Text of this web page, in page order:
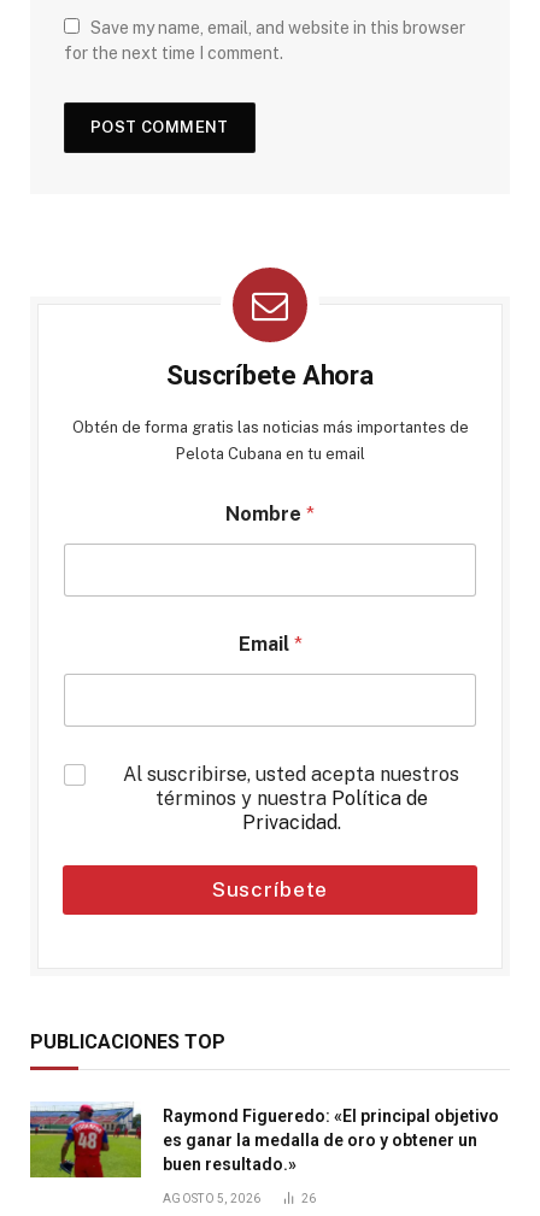
Save my name, email, and website in this browser
for the next time I comment.
Suscríbete Ahora
Obtén de forma gratis las noticias más importantes de
Pelota Cubana en tu email
Nombre *
Email *
*
Al suscribirse, usted acepta nuestros
términos y nuestra Política de
Privacidad.
Suscríbete
PUBLICACIONES TOP
Raymond Figueredo: «El principal objetivo
es ganar la medalla de oro y obtener un
buen resultado.»
AGOSTO 5, 2026 26